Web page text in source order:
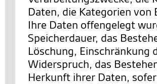
Daten, die Kategorien von
Ihre Daten offengelegt
Speicherdauer, das
Löschung, Einschränkung
Widerspruch, das
Herkunft ihrer Daten,